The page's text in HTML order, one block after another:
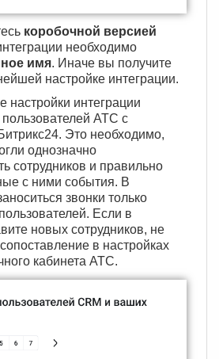
коробочной версией
необходимо
имя. Иначе вы получите
настройке интеграции.
настройки интеграции
пользователей АТС с
Это необходимо,
однозначно
сотрудников и правильно
с ними события. В
звонки только
Если в
новых сотрудников, не
в настройках
кабинета АТС.